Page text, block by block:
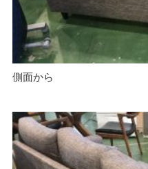
側面から